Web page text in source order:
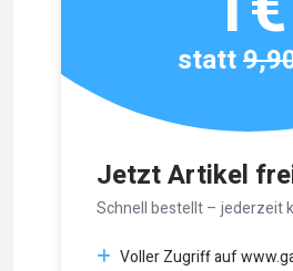
Jetzt Artikel
Schnell bestellt – jederzeit
Voller Zugriff auf
statt